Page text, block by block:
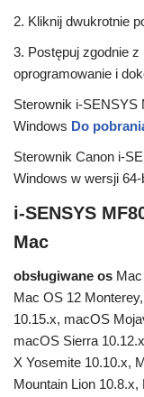
2. Kliknij dwukrotnie
3. Postępuj zgodnie
oprogramowanie i
Sterownik i-SENSYS
Windows Do
Sterownik Canon i-
Windows w wersji 64-
i-SENSYS
Mac
obsługiwane os
Mac OS 12
10.15.x, macOS
macOS Sierra
X Yosemite 10.10.x,
Mountain Lion